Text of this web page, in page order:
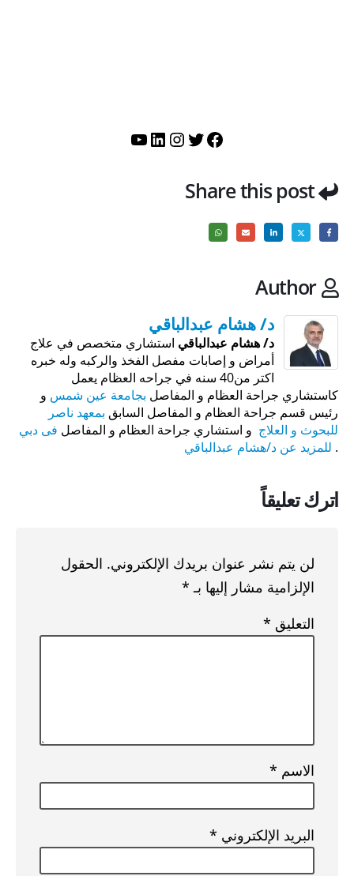
فيسبوك
تويترإنستجرام
لينكد إنيوتيوب
Share this post
Author
د/ هشام عبدالباقي
د/ هشام عبدالباقي استشاري متخصص في علاج
أمراض و إصابات مفصل الفخذ والركبه وله خبره
اكتر من40 سنه في جراحه العظام يعمل
كاستشاري جراحة العظام و المفاصل بجامعة عين شمس و
رئيس قسم جراحة العظام و المفاصل السابق بمعهد ناصر
للبحوث و العلاج و استشاري جراحة العظام و المفاصل فى دبي
. للمزيد عن د/هشام عبدالباقي
اترك تعليقاً
لن يتم نشر عنوان بريدك الإلكتروني. الحقول
الإلزامية مشار إليها بـ *
التعليق *
الاسم *
البريد الإلكتروني *